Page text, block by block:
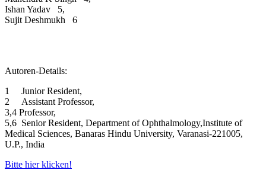
Ishan Yadav 5,
Sujit Deshmukh 6
Autoren-Details:
1 Junior Resident,
2 Assistant Professor,
3,4 Professor,
5,6 Senior Resident, Department of Ophthalmology,Institute of
Medical Sciences, Banaras Hindu University, Varanasi-221005,
U.P., India
Bitte hier klicken!